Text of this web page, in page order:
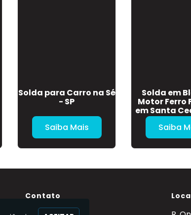
Solda para Carro na Sé
- SP
Saiba Mais
Solda em
Motor Ferro
em Santa
Saiba
Contato